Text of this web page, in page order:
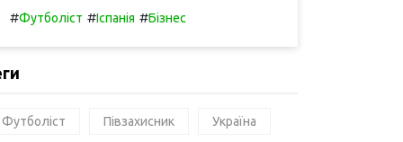
#Футболіст #Іспанія #Бізнес
Футболіст Півзахисник Україна